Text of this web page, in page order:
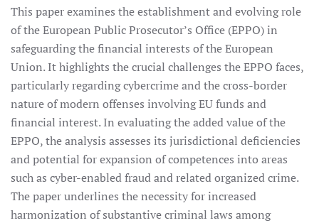
This paper examines the establishment and evolving role
of the European Public Prosecutor’s Office (EPPO) in
safeguarding the financial interests of the European
Union. It highlights the crucial challenges the EPPO faces,
particularly regarding cybercrime and the cross-border
nature of modern offenses involving EU funds and
financial interest. In evaluating the added value of the
EPPO, the analysis assesses its jurisdictional deficiencies
and potential for expansion of competences into areas
such as cyber-enabled fraud and related organized crime.
The paper underlines the necessity for increased
harmonization of substantive criminal laws among